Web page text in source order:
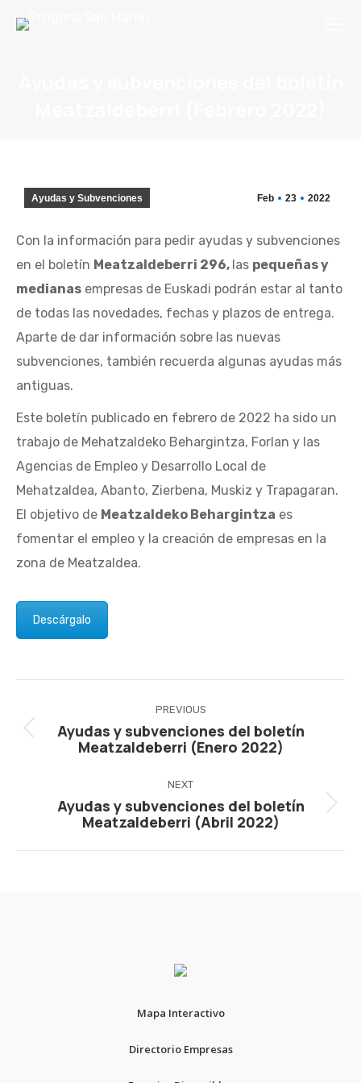
Feb 23 2022
Ayudas y Subvenciones
Con la información para pedir ayudas y subvenciones
en el boletín Meatzaldeberri 296, las pequeñas y
medianas empresas de Euskadi podrán estar al tanto
de todas las novedades, fechas y plazos de entrega.
Aparte de dar información sobre las nuevas
subvenciones, también recuerda algunas ayudas más
antiguas.
Este boletín publicado en febrero de 2022 ha sido un
trabajo de Mehatzaldeko Behargintza, Forlan y las
Agencias de Empleo y Desarrollo Local de
Mehatzaldea, Abanto, Zierbena, Muskiz y Trapagaran.
El objetivo de Meatzaldeko Behargintza es
fomentar el empleo y la creación de empresas en la
zona de Meatzaldea.
Descárgalo
navigation
PREVIOUS
Previous
Ayudas y subvenciones del boletín
Meatzaldeberri (Enero 2022)
NEXT
Next
Ayudas y subvenciones del boletín
Meatzaldeberri (Abril 2022)
Mapa Interactivo
Directorio Empresas